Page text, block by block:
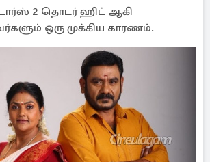
2 தொடர் ஹிட் ஆகி
ஒரு முக்கிய காரணம்.